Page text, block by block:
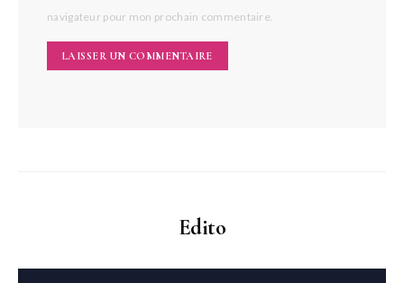
navigateur pour mon prochain commentaire.
Edito